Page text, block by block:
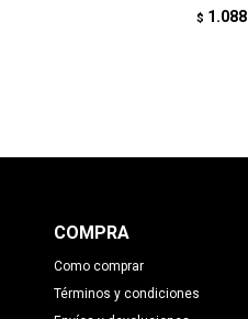
$ 1.088
COMPRA
Como comprar
Términos y condiciones